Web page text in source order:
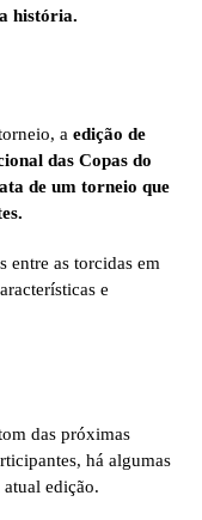
história.
aedição de
das Copas do
de um torneio que
entre as torcidas em
e
das próximas
há algumas
atual edição.